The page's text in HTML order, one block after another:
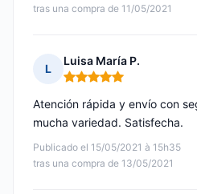
tras una compra de 11/05/2021
L
Luisa María P.
Nota: 5 de 5
Publicado el 15/05/2021 à 15h35
tras una compra de 13/05/2021
Atención rápida y envío con
mucha variedad. Satisfecha.